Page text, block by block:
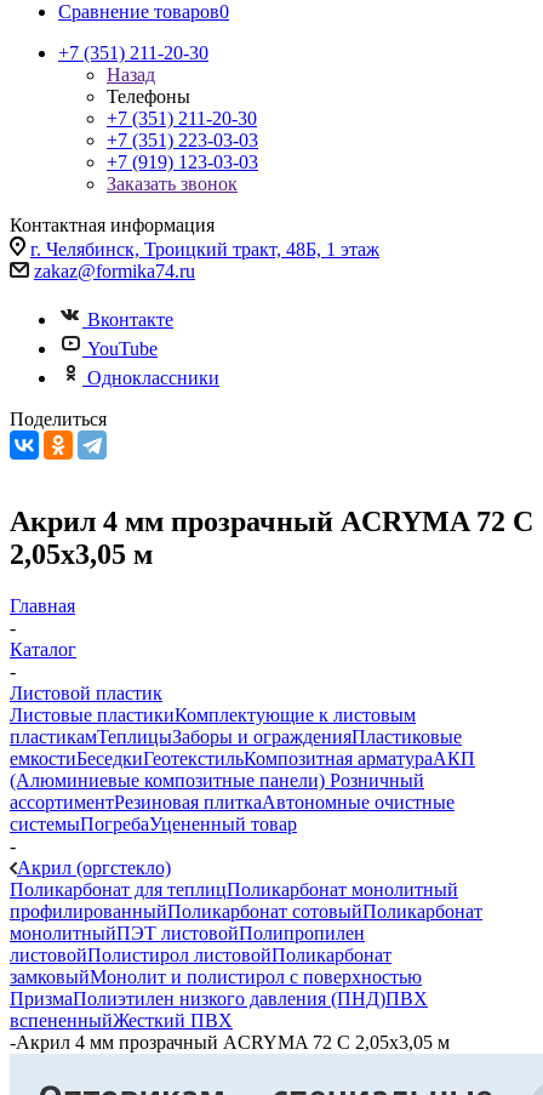
Сравнение товаров0
+7 (351) 211-20-30
Назад
Телефоны
+7 (351) 211-20-30
+7 (351) 223-03-03
+7 (919) 123-03-03
Заказать звонок
Контактная информация
г. Челябинск, Троицкий тракт, 48Б, 1 этаж
zakaz@formika74.ru
Вконтакте
YouTube
Одноклассники
Поделиться
Акрил 4 мм прозрачный ACRYMA 72 C
2,05х3,05 м
Главная
-
Каталог
-
Листовой пластик
Листовые пластикиКомплектующие к листовым
пластикамТеплицыЗаборы и огражденияПластиковые
емкостиБеседкиГеотекстильКомпозитная арматураАКП
(Алюминиевые композитные панели) Розничный
ассортиментРезиновая плиткаАвтономные очистные
системыПогребаУцененный товар
-
Акрил (оргстекло)
Поликарбонат для теплицПоликарбонат монолитный
профилированныйПоликарбонат сотовыйПоликарбонат
монолитныйПЭТ листовойПолипропилен
листовойПолистирол листовойПоликарбонат
замковыйМонолит и полистирол с поверхностью
ПризмаПолиэтилен низкого давления (ПНД)ПВХ
вспененныйЖесткий ПВХ
-Акрил 4 мм прозрачный ACRYMA 72 C 2,05х3,05 м